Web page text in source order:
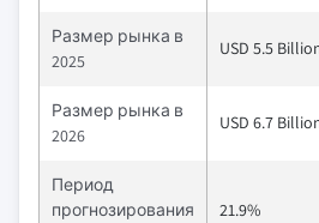
Размер рынка в
2025
USD 5.5
Размер рынка в
2026
USD 6.7
Период
прогнозирования
21.9%